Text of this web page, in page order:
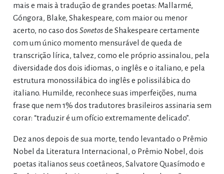
mais e mais à tradução de grandes poetas: Mallarmé,
Góngora, Blake, Shakespeare, com maior ou menor
acerto, no caso dos Sonetosde Shakespeare certamente
com um único momento mensurável de queda de
transcrição lírica, talvez, como ele próprio assinalou, pela
diversidade dos dois idiomas, o inglês e o italiano, e pela
estrutura monossilábica do inglês e polissilábica do
italiano. Humilde, reconhece suas imperfeições, numa
frase que nem 1% dos tradutores brasileiros assinaria sem
corar: “traduzir é um ofício extremamente delicado”.
Dez anos depois de sua morte, tendo levantado o Prêmio
Nobel da Literatura Internacional, o Prêmio Nobel, dois
poetas italianos seus coetâneos, Salvatore Quasímodo e